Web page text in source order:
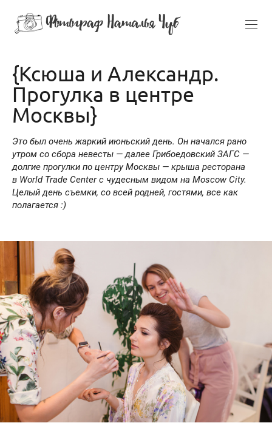
{Ксюша и Александр.
Прогулка в центре
Москвы}
Это был очень жаркий июньский день. Он начался рано
утром со сбора невесты — далее Грибоедовский ЗАГС —
долгие прогулки по центру Москвы — крыша ресторана
в World Trade Center с чудесным видом на Moscow City.
Целый день съемки, со всей родней, гостями, все как
полагается :)